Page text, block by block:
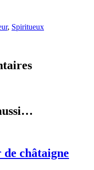
, Spiritueux
châtaigne